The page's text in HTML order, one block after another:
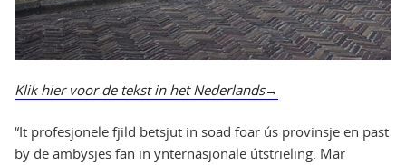
Klik hier voor de tekst in het Nederlands
“It profesjonele fjild betsjut in soad foar ús provinsje en past
by de ambysjes fan in ynternasjonale útstrieling. Mar